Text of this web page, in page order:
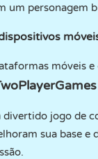
um personagem
móveis e
divertido jogo de
sua base